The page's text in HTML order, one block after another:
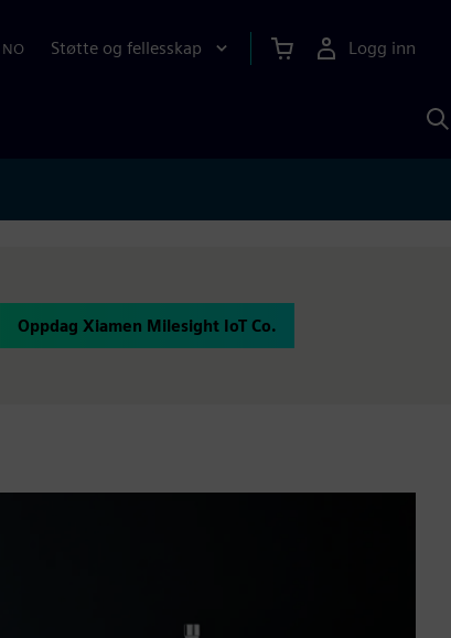
NO Støtte og fellesskap Logg inn
Oppdag Xiamen Milesight IoT Co.